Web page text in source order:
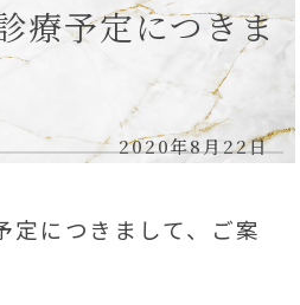
療予定につきま
2020年8月22日
定につきまして、ご案